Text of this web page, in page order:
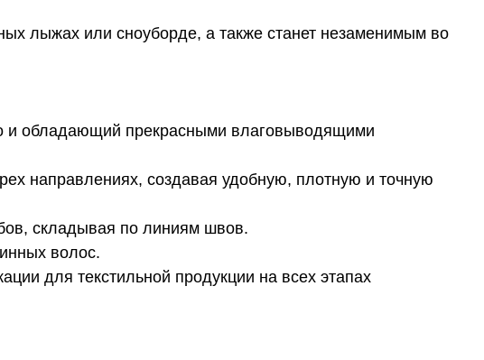
лыжах или сноуборде, а также станет незаменимым во
и обладающий прекрасными влаговыводящими
направлениях, создавая удобную, плотную и точную
складывая по линиям швов.
волос.
для текстильной продукции на всех этапах